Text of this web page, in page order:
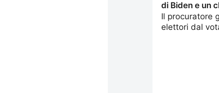
di Biden e un
Il procuratore
elettori dal